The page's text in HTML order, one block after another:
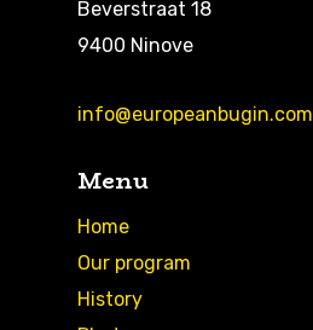
Beverstraat 18
9400 Ninove
info@europeanbugin.com
Menu
Home
Our program
History